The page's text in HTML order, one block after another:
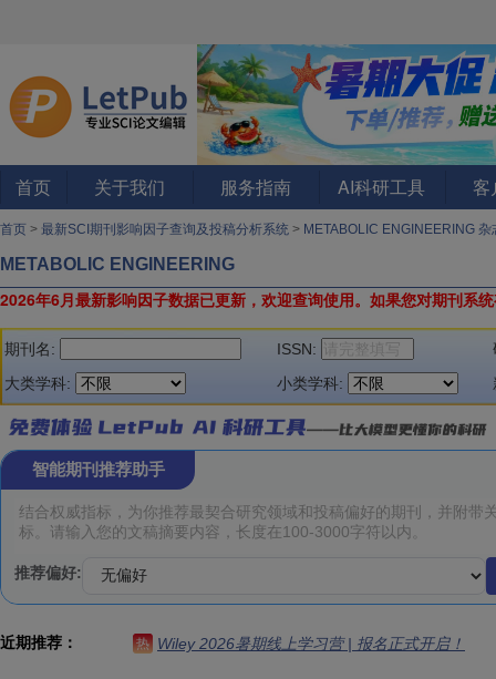
首页 关于我们 服务指南 AI科研工具 客
首页 > 最新SCI期刊影响因子查询及投稿分析系统 > METABOLIC ENGINEERING 杂
METABOLIC ENGINEERING
2026年6月最新影响因子数据已更新，欢迎查询使用。 如果您对期刊系
期刊名: ISSN:
大类学科:
小类学科:
智能期刊推荐助手
推荐偏好:
近期推荐： 热 Wiley 2026暑期线上学习营 | 报名正式开启！